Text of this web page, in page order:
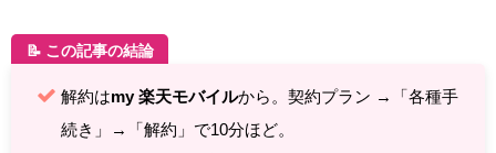
📝 この記事の結論
解約はmy 楽天モバイルから。契約プラン →「各種手
続き」→「解約」で10分ほど。